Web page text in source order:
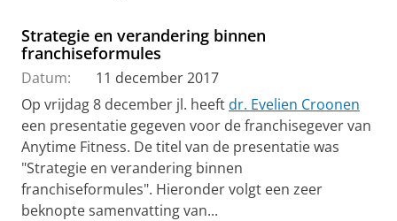
Strategie en verandering binnen
franchiseformules
Datum:
11 december 2017
Op vrijdag 8 december jl. heeftdr. Evelien Croonen
een presentatie gegeven voor de franchisegever van
Anytime Fitness. De titel van de presentatie was
"Strategie en verandering binnen
franchiseformules". Hieronder volgt een zeer
beknopte samenvatting van...